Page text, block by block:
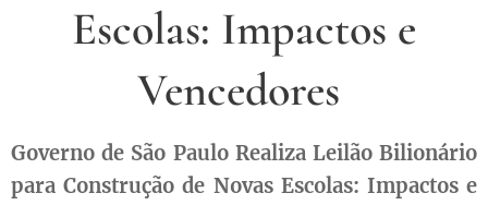
Escolas: Impactos e
Vencedores
Governo de São Paulo Realiza Leilão Bilionário
para Construção de Novas Escolas: Impactos e